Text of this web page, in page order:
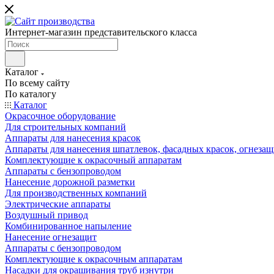
Интернет-магазин представительского класса
Каталог
По всему сайту
По каталогу
Каталог
Окрасочное оборудование
Для строительных компаний
Аппараты для нанесения красок
Аппараты для нанесения шпатлевок, фасадных красок,
Комплектующие к окрасочный аппаратам
Аппараты с бензопроводом
Нанесение дорожной разметки
Для производственных компаний
Электрические аппараты
Воздушный привод
Комбинированное напыление
Нанесение огнезащит
Аппараты с бензопроводом
Комплектующие к окрасочным аппаратам
Насадки для окрашивания труб изнутри